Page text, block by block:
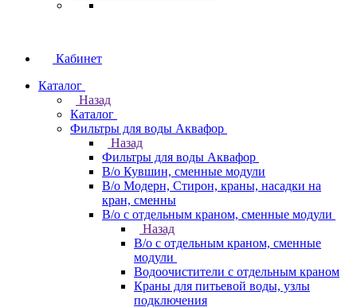
Кабинет
Каталог
Назад
Каталог
Фильтры для воды Аквафор
Назад
Фильтры для воды Аквафор
В/о Кувшин, сменные модули
В/о Модерн, Стирон, краны, насадки на
кран, сменны
В/о с отдельным краном, сменные модули
Назад
В/о с отдельным краном, сменные
модули
Водоочистители с отдельным краном
Краны для питьевой воды, узлы
подключения